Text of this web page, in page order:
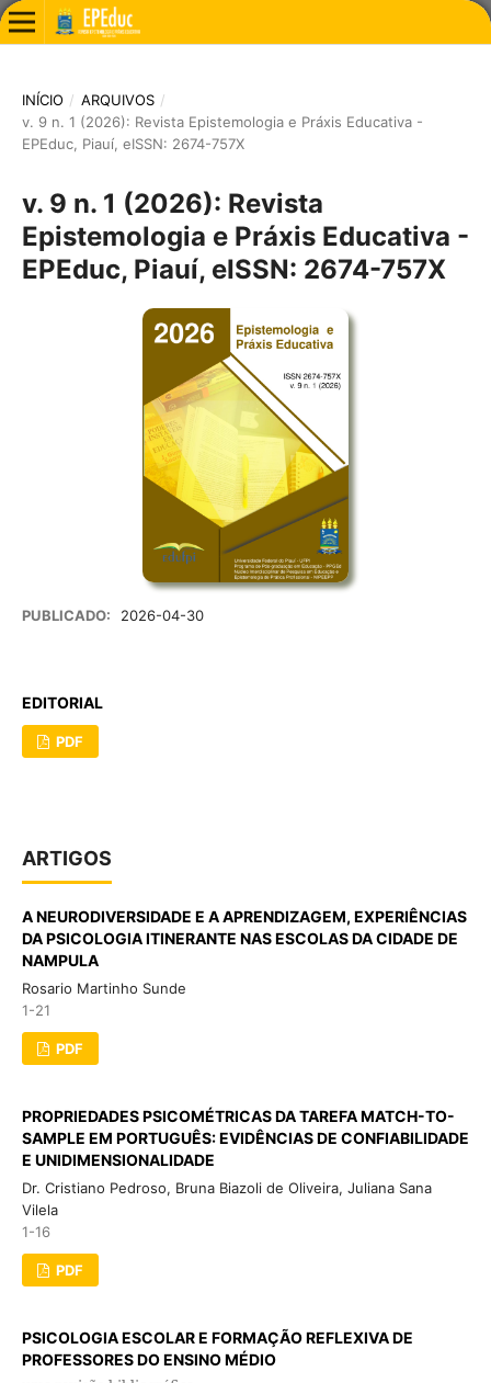
INÍCIO / ARQUIVOS /
v. 9 n. 1 (2026): Revista Epistemologia e Práxis Educativa -
EPEduc, Piauí, eISSN: 2674-757X
v. 9 n. 1 (2026): Revista
Epistemologia e Práxis Educativa -
EPEduc, Piauí, eISSN: 2674-757X
PUBLICADO: 2026-04-30
EDITORIAL
PDF
ARTIGOS
A NEURODIVERSIDADE E A APRENDIZAGEM, EXPERIÊNCIAS
DA PSICOLOGIA ITINERANTE NAS ESCOLAS DA CIDADE DE
NAMPULA
Rosario Martinho Sunde
1-21
PDF
PROPRIEDADES PSICOMÉTRICAS DA TAREFA MATCH-TO-
SAMPLE EM PORTUGUÊS: EVIDÊNCIAS DE CONFIABILIDADE
E UNIDIMENSIONALIDADE
Dr. Cristiano Pedroso, Bruna Biazoli de Oliveira, Juliana Sana
Vilela
1-16
PDF
PSICOLOGIA ESCOLAR E FORMAÇÃO REFLEXIVA DE
PROFESSORES DO ENSINO MÉDIO